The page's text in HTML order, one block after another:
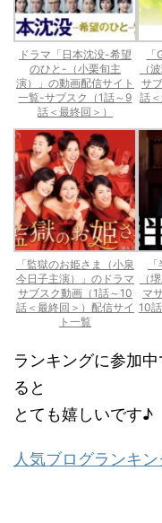
ドラマ「日本沈没-希望
のひと-（小栗旬主
演）」の動画配信サイト
一覧-サブスク（1話～9
話＜最終回＞）
（
サ
話
「監獄のお姫さま（小泉
今日子主演）」のドラマ
サブスク動画（1話～10
話＜最終回＞）配信サイ
ト一覧
（
マ
10
ランキングに参加
ると
とても嬉しいです♪
人気ブログランキ